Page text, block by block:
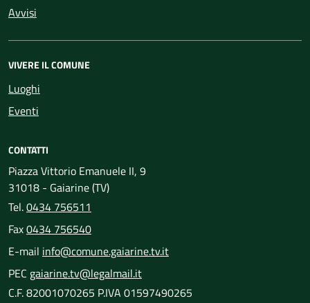
Avvisi
VIVERE IL COMUNE
Luoghi
Eventi
CONTATTI
Piazza Vittorio Emanuele II, 9
31018 - Gaiarine (TV)
Tel.0434 756511
Fax0434 756540
E-mail info@comune.gaiarine.tv.it
PEC gaiarine.tv@legalmail.it
C.F. 82001070265 P.IVA 01597490265